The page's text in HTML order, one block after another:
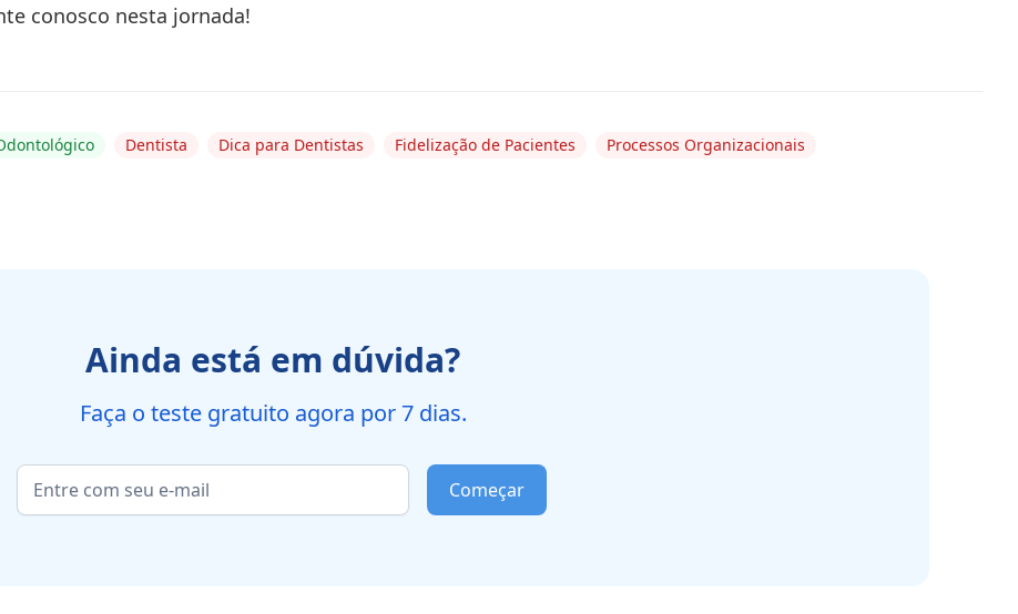
conosco nesta jornada!
Dentista Dica para Dentistas Fidelização de Pacientes
Processos Organizacionais
Ainda está em dúvida?
Faça o teste gratuito agora por 7 dias.
Começar